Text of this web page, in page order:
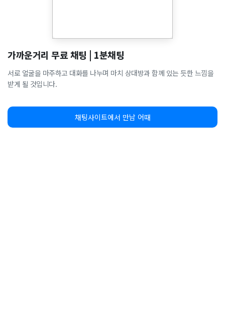
가까운거리 무료 채팅 | 1분채팅
서로 얼굴을 마주하고 대화를 나누며 마치 상대방과 함께 있는 듯한 느낌을
받게 될 것입니다.
채팅사이트에서 만남 어때